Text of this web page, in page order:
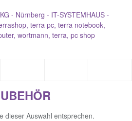
dieser Auswahl entsprechen.